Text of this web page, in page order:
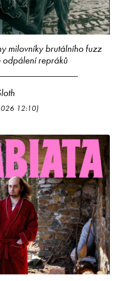
milovníky brutálního fuzz
odpálení repráků
12:10)